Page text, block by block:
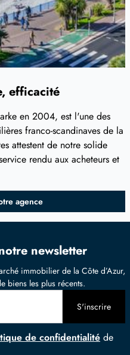
efficacité
en 2004, est l'une des
franco-scandinaves de la
attestent de notre solide
rendu aux acheteurs et
agence
newsletter
immobilier de la Côte d’Azur,
biens les plus récents.
de confidentialité de